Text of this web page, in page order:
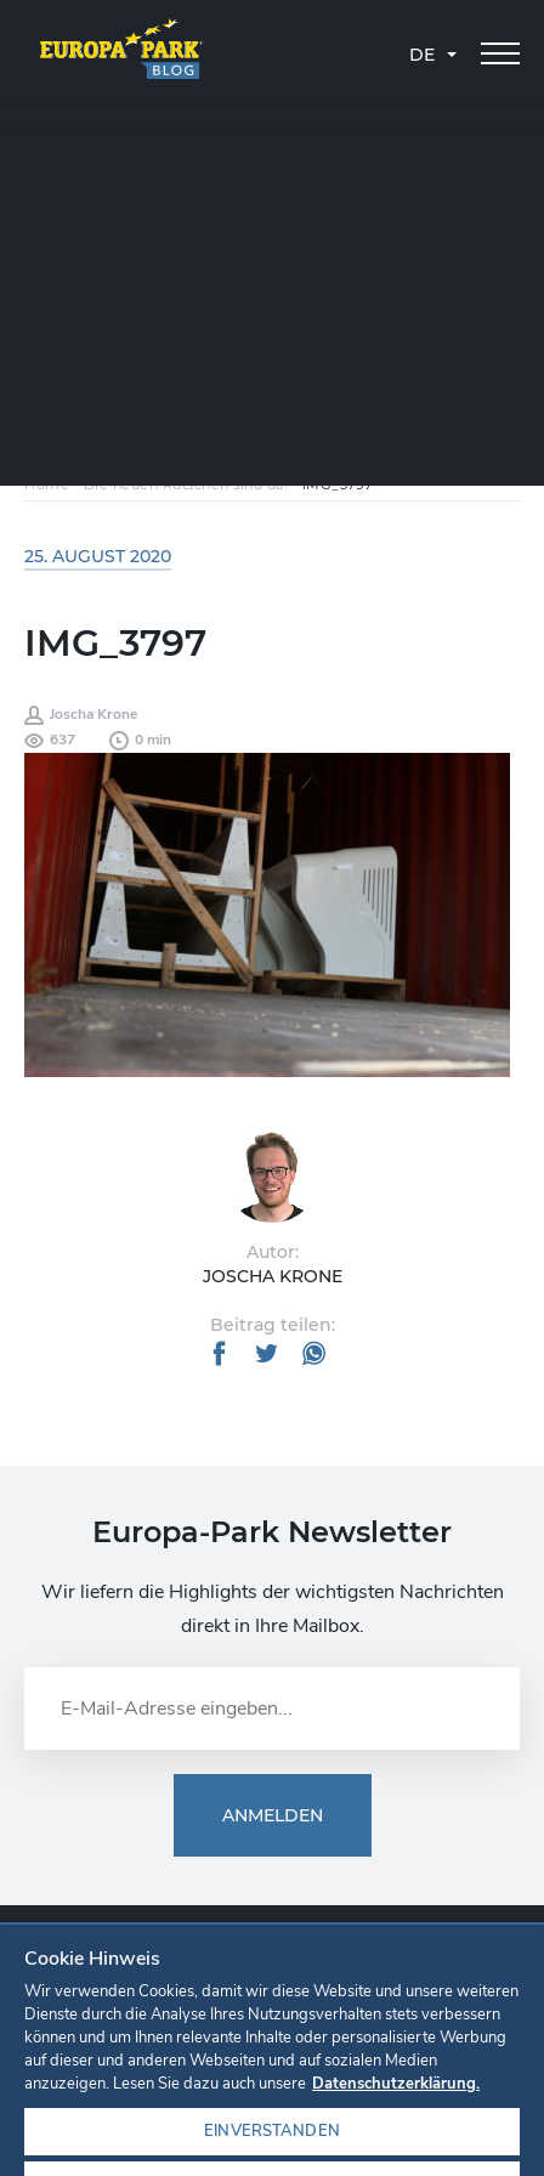
DE
Home-Die neuen Rutschen sind da!-IMG_3797
25. AUGUST 2020
IMG_3797
Joscha Krone
637
0 min
Autor:
JOSCHA KRONE
Beitrag teilen:
Europa-Park Newsletter
Wir liefern die Highlights der wichtigsten Nachrichten
direkt in Ihre Mailbox.
ANMELDEN
Europa-Park Ticketshop Onlineshop Karriere Unternehmen
Datenschutzerklärung Cookie-Einstellungen Impressum
Cookie Hinweis
Wir verwenden Cookies, damit wir diese Website und unsere weiteren
Dienste durch die Analyse Ihres Nutzungsverhalten stets verbessern
können und um Ihnen relevante Inhalte oder personalisierte Werbung
auf dieser und anderen Webseiten und auf sozialen Medien
anzuzeigen. Lesen Sie dazu auch unsere Datenschutzerklärung.
EINVERSTANDEN